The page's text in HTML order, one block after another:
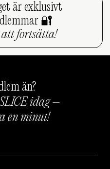
är exklusivt
🔐
fortsätta!
än?
idag –
en minut!